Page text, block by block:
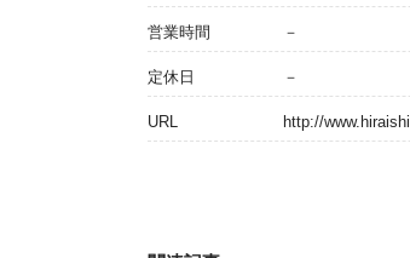
営業時間 －
定休日 －
URL http://